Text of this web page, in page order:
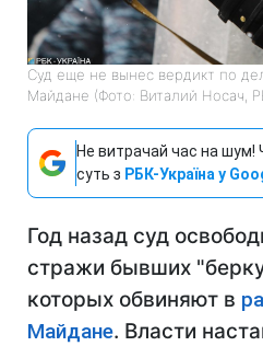
Суд еще не вынес вердикт по
Майдане (Фото: Виталий Носач,
Не витрачай час на шум!
суть з РБК-Україна у
Год назад суд
стражи бывших
которых обвиняют в
Майдане. Власти